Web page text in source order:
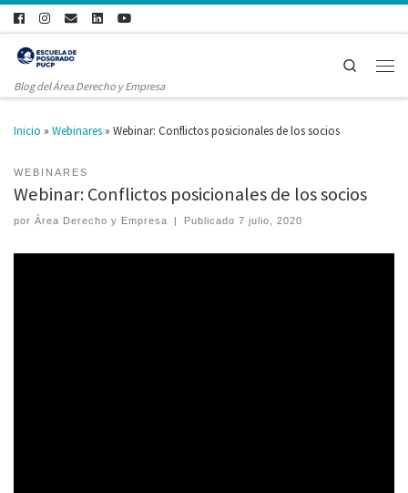
Blog del Área Derecho y Empresa
Search
Inicio » Webinares » Webinar: Conflictos posicionales de los socios
WEBINARES
Webinar: Conflictos posicionales de los socios
por Área Derecho y Empresa | Publicado7 julio, 2020